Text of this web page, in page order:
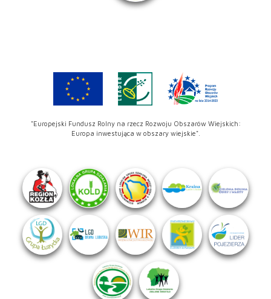
"Europejski Fundusz Rolny na rzecz Rozwoju Obszarów Wiejskich:
Europa inwestująca w obszary wiejskie".